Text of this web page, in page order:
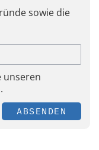
sowie die
unseren
ABSENDEN